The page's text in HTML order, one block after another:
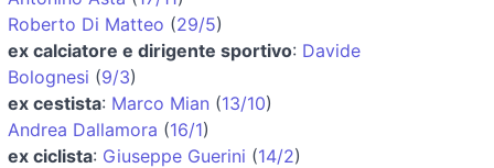
Roberto Di Matteo (29/5)
ex calciatore e dirigente sportivo: Davide
Bolognesi (9/3)
ex cestista: Marco Mian (13/10)
Andrea Dallamora (16/1)
ex ciclista: Giuseppe Guerini (14/2)